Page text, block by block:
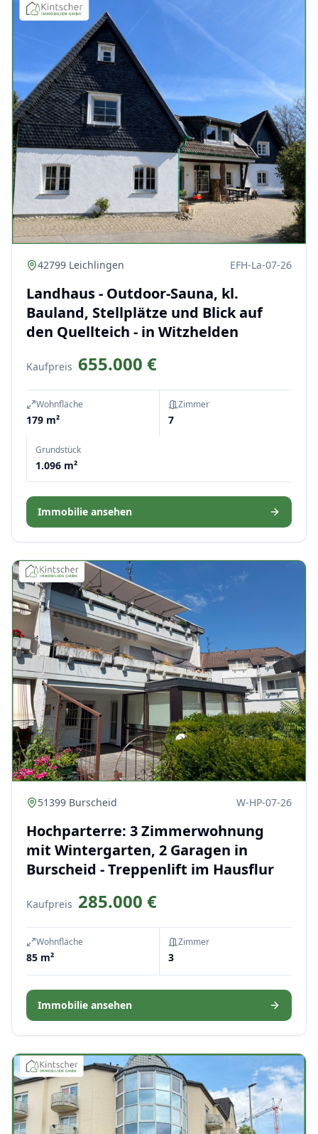
42799 Leichlingen EFH-La-07-26
Landhaus - Outdoor-Sauna, kl.
Bauland, Stellplätze und Blick auf
den Quellteich - in Witzhelden
Kaufpreis 655.000 €
Wohnfläche
179 m²
Zimmer
7
Grundstück
1.096 m²
Immobilie ansehen
51399 Burscheid W-HP-07-26
Hochparterre: 3 Zimmerwohnung
mit Wintergarten, 2 Garagen in
Burscheid - Treppenlift im Hausflur
Kaufpreis 285.000 €
Wohnfläche
85 m²
Zimmer
3
Immobilie ansehen